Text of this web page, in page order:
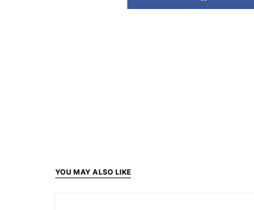
YOU MAY ALSO LIKE